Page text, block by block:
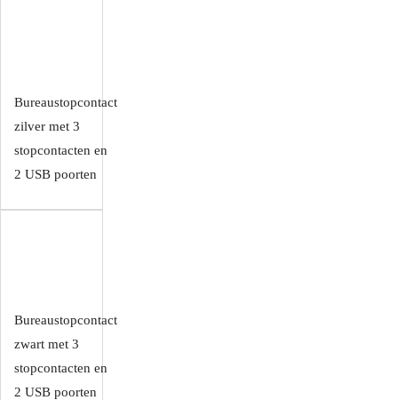
Bureaustopcontact
zilver met 3
stopcontacten en
2 USB poorten
Bureaustopcontact
zwart met 3
stopcontacten en
2 USB poorten